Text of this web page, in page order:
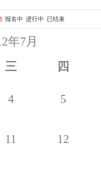
报名中 进行中 已结束
年7月
三 四
4 5
11 12